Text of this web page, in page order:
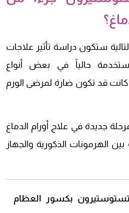
ستكون دراسة تأثير علاجات
حالياً في بعض أنواع
كانت قد تكون ضارة لمرضى الورم
جديدة في علاج أورام الدماغ
الهرمونات الذكورية والجهاز
بكسور العظام